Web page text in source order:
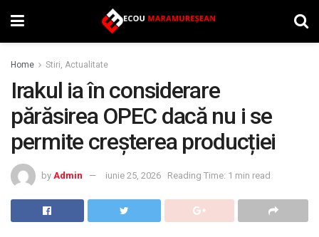
Home Stiri, Actualitate
Irakul ia în considerare
părăsirea OPEC dacă nu i se
permite creșterea producției
by Admin iunie 25, 2026 Reading Time: 1 min read